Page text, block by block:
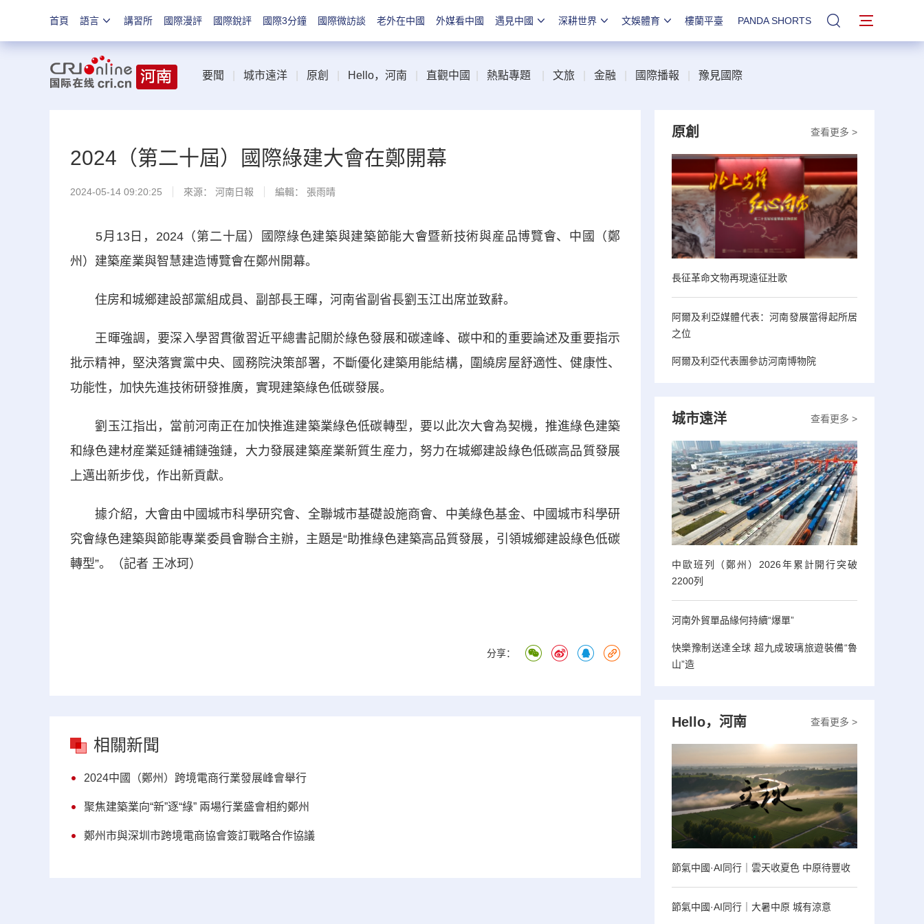
首頁 語言 講習所 國際漫評 國際銳評 國際3分鐘 國際微訪談 老外在中國 外媒看中國 遇見中國 深耕世界 文娛體育 樓蘭平臺 PANDA SHORTS 站內搜索
要聞 城市遠洋 原創 Hello，河南 直觀中國 熱點專題 文旅 金融 國際播報 豫見國際
2024（第二十屆）國際綠建大會在鄭開幕
2024-05-14 09:20:25 來源： 河南日報 編輯： 張雨晴
5月13日，2024（第二十屆）國際綠色建築與建築節能大會暨新技術與産品博覽會、中國（鄭
州）建築産業與智慧建造博覽會在鄭州開幕。
住房和城鄉建設部黨組成員、副部長王暉，河南省副省長劉玉江出席並致辭。
王暉強調，要深入學習貫徹習近平總書記關於綠色發展和碳達峰、碳中和的重要論述及重要指示
批示精神，堅決落實黨中央、國務院決策部署，不斷優化建築用能結構，圍繞房屋舒適性、健康性、
功能性，加快先進技術研發推廣，實現建築綠色低碳發展。
劉玉江指出，當前河南正在加快推進建築業綠色低碳轉型，要以此次大會為契機，推進綠色建築
和綠色建材産業延鏈補鏈強鏈，大力發展建築産業新質生産力，努力在城鄉建設綠色低碳高品質發展
上邁出新步伐，作出新貢獻。
據介紹，大會由中國城市科學研究會、全聯城市基礎設施商會、中美綠色基金、中國城市科學研
究會綠色建築與節能專業委員會聯合主辦，主題是“助推綠色建築高品質發展，引領城鄉建設綠色低碳
轉型”。（記者 王冰珂）
分享：
相關新聞
2024中國（鄭州）跨境電商行業發展峰會舉行
聚焦建築業向“新”逐“綠” 兩場行業盛會相約鄭州
鄭州市與深圳市跨境電商協會簽訂戰略合作協議
查看更多 >
原創
長征革命文物再現遠征壯歌
阿爾及利亞媒體代表：河南發展當得起所居
之位
阿爾及利亞代表團參訪河南博物院
查看更多 >
城市遠洋
中歐班列（鄭州）2026年累計開行突破
2200列
河南外貿單品緣何持續“爆單”
快樂豫制送達全球 超九成玻璃旅遊裝備“魯
山”造
查看更多 >
Hello，河南
節氣中國·AI同行｜雲天收夏色 中原待豐收
節氣中國·AI同行｜大暑中原 城有涼意